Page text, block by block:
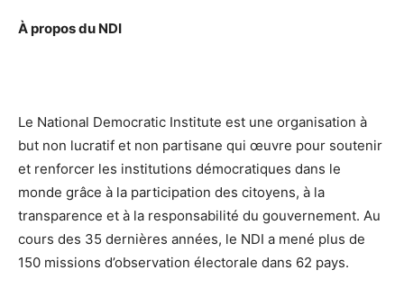
À propos du NDI
Le National Democratic Institute est une organisation à
but non lucratif et non partisane qui œuvre pour soutenir
et renforcer les institutions démocratiques dans le
monde grâce à la participation des citoyens, à la
transparence et à la responsabilité du gouvernement. Au
cours des 35 dernières années, le NDI a mené plus de
150 missions d’observation électorale dans 62 pays.